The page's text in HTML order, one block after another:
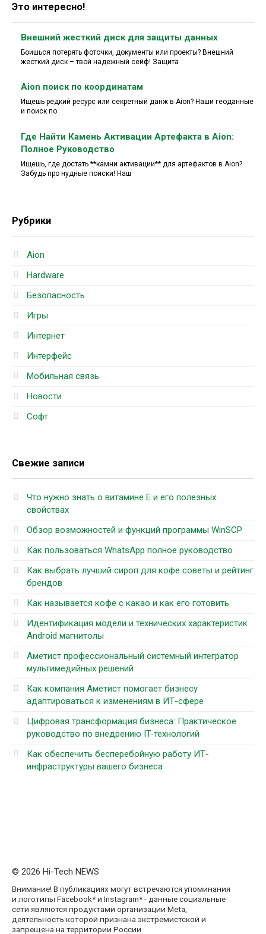
Это интересно!
Внешний жесткий диск для защиты данных
Боишься потерять фоточки, документы или проекты? Внешний
жесткий диск – твой надежный сейф! Защита
Aion поиск по координатам
Ищешь редкий ресурс или секретный данж в Aion? Наши геоданные
и поиск по
Где Найти Камень Активации Артефакта в Aion:
Полное Руководство
Ищешь, где достать **камни активации** для артефактов в Aion?
Забудь про нудные поиски! Наш
Рубрики
Aion
Hardware
Безопасность
Игры
Интернет
Интерфейс
Мобильная связь
Новости
Софт
Свежие записи
Что нужно знать о витамине Е и его полезных
свойствах
Обзор возможностей и функций программы WinSCP
Как пользоваться WhatsApp полное руководство
Как выбрать лучший сироп для кофе советы и рейтинг
брендов
Как называется кофе с какао и как его готовить
Идентификация модели и технических характеристик
Android магнитолы
Аметист профессиональный системный интегратор
мультимедийных решений
Как компания Аметист помогает бизнесу
адаптироваться к изменениям в ИТ-сфере
Цифровая трансформация бизнеса: Практическое
руководство по внедрению IT-технологий
Как обеспечить бесперебойную работу ИТ-
инфраструктуры вашего бизнеса
© 2026 Hi-Tech NEWS
Внимание! В публикациях могут встречаются упоминания
и логотипы Facebook* и Instagram* - данные социальные
сети являются продуктами организации Meta,
деятельность которой признана экстремистской и
запрещена на территории России